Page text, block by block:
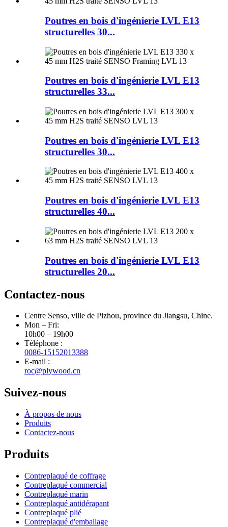
Poutres en bois d'ingénierie LVL E13
structurelles 30...
Poutres en bois d'ingénierie LVL E13
structurelles 33...
Poutres en bois d'ingénierie LVL E13
structurelles 30...
Poutres en bois d'ingénierie LVL E13
structurelles 40...
Poutres en bois d'ingénierie LVL E13
structurelles 20...
Contactez-nous
Centre Senso, ville de Pizhou, province du Jiangsu, Chine.
Mon – Fri:
10h00 – 19h00
Téléphone :
0086-15152013388
E-mail :
roc@plywood.cn
Suivez-nous
À propos de nous
Produits
Contactez-nous
Produits
Contreplaqué de coffrage
Contreplaqué commercial
Contreplaqué marin
Contreplaqué antidérapant
Contreplaqué plié
Contreplaqué d'emballage